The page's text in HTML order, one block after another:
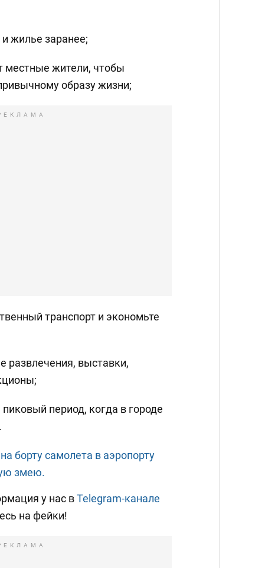
жилье заранее;
местные жители, чтобы
образу жизни;
транспорт и экономьте
развлечения, выставки,
период, когда в городе
на борту самолета в аэропорту
змею.
у нас вTelegram-канале
на фейки!